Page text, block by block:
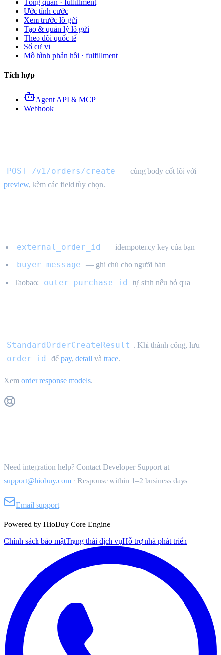
Tổng quan · fulfillment
Ước tính cước
Xem trước lô gửi
Tạo & quản lý lô gửi
Theo dõi quốc tế
Số dư ví
Mô hình phản hồi · fulfillment
Tích hợp
Agent API & MCP
Webhook
POST /v1/orders/create
— cùng body cốt lõi với
preview, kèm các field tùy chọn.
external_order_id — idempotency key của bạn
buyer_message — ghi chú cho người bán
Taobao: outer_purchase_id tự sinh nếu bỏ qua
StandardOrderCreateResult . Khi thành công, lưu
order_id để pay, detail và trace.
Xem order response models.
Need integration help? Contact Developer Support at
support@hiobuy.com · Response within 1–2 business days
Email support
Powered by HioBuy Core Engine
Chính sách bảo mậtTrạng thái dịch vụHỗ trợ nhà phát triển